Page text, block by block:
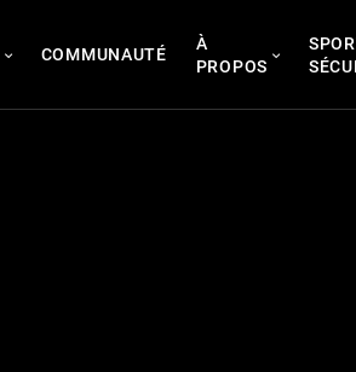
COMMUNAUTÉ
À
PROPOS